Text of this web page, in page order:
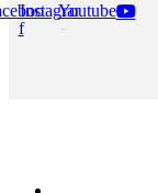
f
InstagramYoutube